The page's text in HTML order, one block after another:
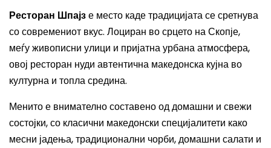
Ресторан Шпајзе место каде традицијата се сретнува
со современиот вкус. Лоциран во срцето на Скопје,
меѓу живописни улици и пријатна урбана атмосфера,
овој ресторан нуди автентична македонска кујна во
културна и топла средина.
Менито е внимателно составено од домашни и свежи
состојки, со класични македонски специјалитети како
месни јадења, традиционални чорби, домашни салати и